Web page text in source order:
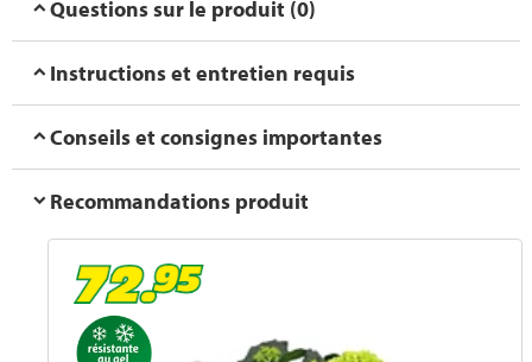
Questions sur le produit (0)
Instructions et entretien requis
Conseils et consignes importantes
Recommandations produit